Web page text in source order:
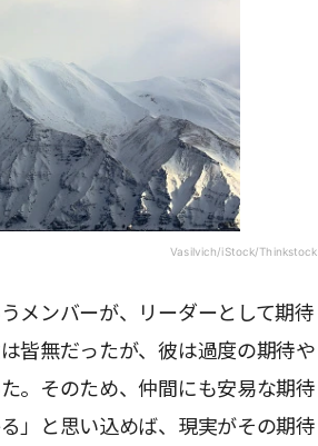
Vasilvich/iStock/Thinkstock
メンバーが、リーダーとして期待
皆無だったが、彼は過度の期待や
。そのため、仲間にも安易な期待
」と思い込めば、現実がその期待